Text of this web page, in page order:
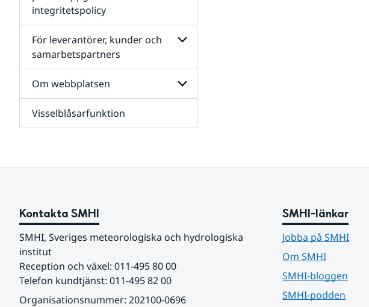
integritetspolicy
För leverantörer, kunder och
samarbetspartners
Undersidor
för
och
Om webbplatsen
för
Visselblåsarfunktion
Kontakta SMHI
SMHI, Sveriges meteorologiska och hydrologiska
institut
Reception och växel: 011-495 80 00
Telefon kundtjänst: 011-495 82 00
Organisationsnummer: 202100-0696
SMHI-länkar
Jobba på SMHI
Om SMHI
SMHI-bloggen
SMHI-podden